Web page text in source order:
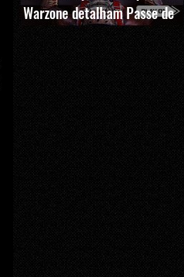
Warzone detalham Passe de
Batalha, BlackCell e novas
recompensas da Temporada 5